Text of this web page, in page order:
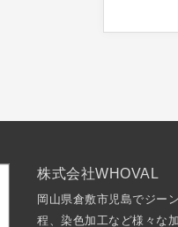
株式会社WHOVAL
岡山県倉敷市児島でジー
程、染色加工など様々な